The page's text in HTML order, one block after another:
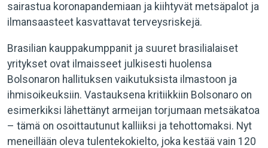
sairastua koronapandemiaan ja kiihtyvät metsäpalot ja
ilmansaasteet kasvattavat terveysriskejä.
Brasilian kauppakumppanit ja suuret brasilialaiset
yritykset ovat ilmaisseet julkisesti huolensa
Bolsonaron hallituksen vaikutuksista ilmastoon ja
ihmisoikeuksiin. Vastauksena kritiikkiin Bolsonaro on
esimerkiksi lähettänyt armeijan torjumaan metsäkatoa
– tämä on osoittautunut kalliiksi ja tehottomaksi. Nyt
meneillään oleva tulentekokielto, joka kestää vain 120